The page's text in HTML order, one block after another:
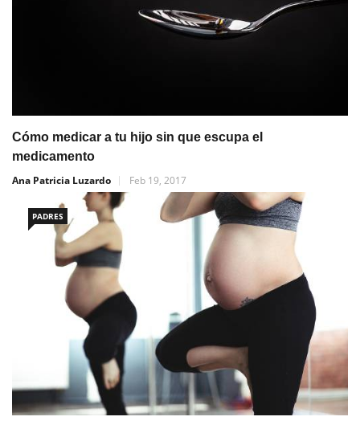
Cómo medicar a tu hijo sin que escupa el
medicamento
Ana Patricia Luzardo
Feb 19, 2017
PADRES